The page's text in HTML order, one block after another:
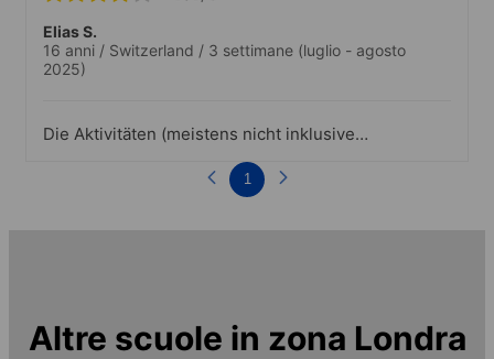
Elias S.
16 anni / Switzerland / 3 settimane (luglio - agosto
2025)
Die Aktivitäten (meistens nicht inklusive)
netten Lehrern konnte man diese schöne
1
Altre scuole in zona Londra